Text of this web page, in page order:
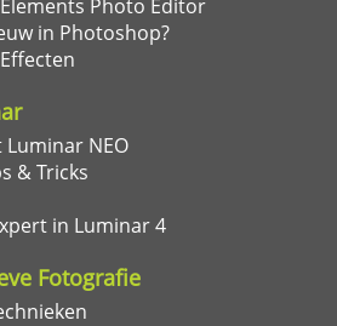
Photo Editor
in Photoshop?
NEO
& Tricks
in Luminar 4
Fotografie